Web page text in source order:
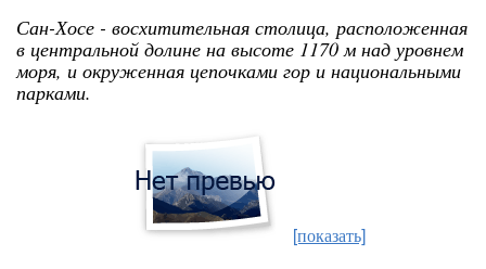
Сан-Хосе - восхитительная столица, расположенная
в центральной долине на высоте 1170 м над уровнем
моря, и окруженная цепочками гор и национальными
парками.
[показать]